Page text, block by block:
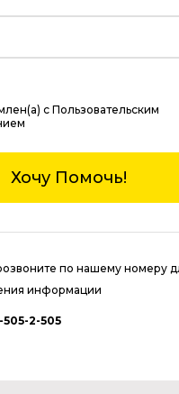
с Пользовательским
Хочу Помочь!
по нашему номеру
информации
2-505